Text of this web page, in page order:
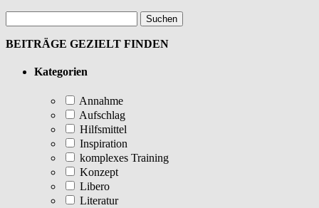
BEITRÄGE GEZIELT FINDEN
Kategorien
Annahme
Aufschlag
Hilfsmittel
Inspiration
komplexes Training
Konzept
Libero
Literatur